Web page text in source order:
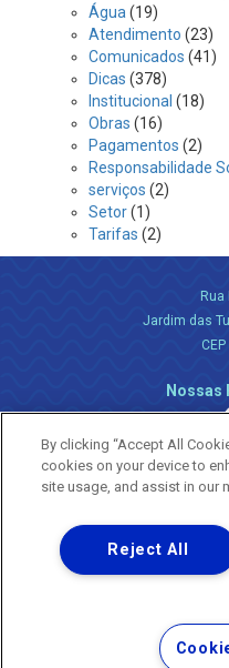
Água (19)
Atendimento (23)
Comunicados (41)
Dicas (378)
Institucional (18)
Obras (16)
Pagamentos (2)
Responsabilidade
serviços (2)
Setor(1)
Tarifas (2)
Rua
Jardim das
Nossas
Uma empresa
Copyright
Nossa
Termos Gerais de
Política de
By clicking “Accept All
cookies on your device to
site usage, and assist in our
Reject All